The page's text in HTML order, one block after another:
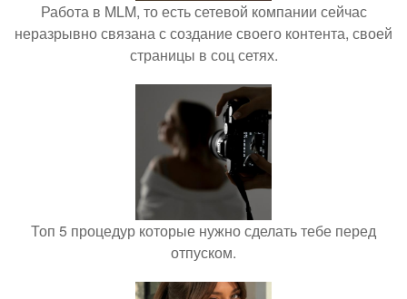
Работа в MLM, то есть сетевой компании сейчас
неразрывно связана с создание своего контента, своей
страницы в соц сетях.
Топ 5 процедур которые нужно сделать тебе перед
отпуском.